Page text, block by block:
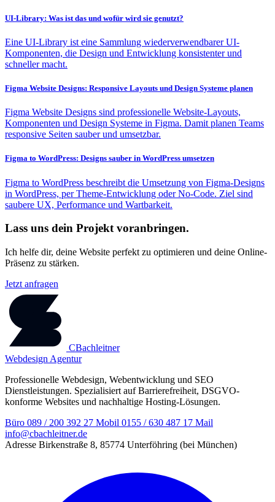
UI-Library: Was ist das und wofür wird sie genutzt?
Eine UI-Library ist eine Sammlung wiederverwendbarer UI-
Komponenten, die Design und Entwicklung konsistenter und
schneller macht.
Figma Website Designs: Responsive Layouts und Design Systeme planen
Figma Website Designs sind professionelle Website-Layouts,
Komponenten und Design Systeme in Figma. Damit planen Teams
responsive Seiten sauber und umsetzbar.
Figma to WordPress: Designs sauber in WordPress umsetzen
Figma to WordPress beschreibt die Umsetzung von Figma-Designs
in WordPress, per Theme-Entwicklung oder No-Code. Ziel sind
saubere UX, Performance und Wartbarkeit.
Lass uns dein Projekt voranbringen.
Ich helfe dir, deine Website perfekt zu optimieren und deine Online-
Präsenz zu stärken.
Jetzt anfragen
CBachleitner
Webdesign Agentur
Professionelle Webdesign, Webentwicklung und SEO
Dienstleistungen. Spezialisiert auf Barrierefreiheit, DSGVO-
konforme Websites und nachhaltige Hosting-Lösungen.
Büro 089 / 200 392 27 Mobil 0155 / 630 487 17 Mail
info@cbachleitner.de
Adresse Birkenstraße 8, 85774 Unterföhring (bei München)